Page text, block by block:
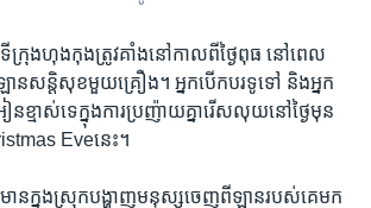
រុង​ហុងកុង​ត្រូវគាំង​នៅកាលពីថ្ងៃពុធ​ នៅពេល​
សន្តិសុខ​មួយគ្រឿង។​ អ្នកបើកបរ​ទូទៅ​ និងអ្នក​
ខ្មាស់​ទេ​ក្នុង​ការ​ប្រញ៉ាយ​គ្នា​រើសលុយនៅថ្ងៃមុន​
Eve​នេះ។​
ន​ក្នុងស្រុក​បង្ហាញ​មនុស្ស​ចេញពីឡាន​របស់គេ​មក​